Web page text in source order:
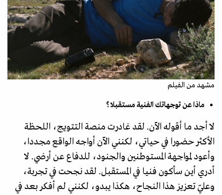
مشهد من الفيلم
ماذا عن توجهاتك الفنية مستقبلا؟
لا أجد ما أقوله الآن. لقد غادرت منصة التتويج، اللحظة
الأكثر حضورا في حياتي، لكنني الآن أواجه الواقع مجددا،
وأعود لمواجهة المستوطنين والجنود، للدفاع عن أرضي. لا
أدري أين سأكون فنيا في المستقبل. لقد نجحت في تجربة،
وعليّ تعزيز هذا النجاح، هكذا يبدو، لكنني لم أفكر بعد في